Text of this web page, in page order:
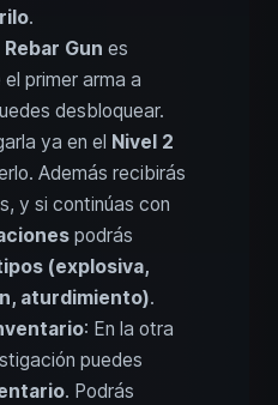
.
Rebar Gun es
primer arma a
desbloquear.
ya en el Nivel 2
Además recibirás
y si continúas con
podrás
(explosiva,
aturdimiento).
: En la otra
puedes
. Podrás